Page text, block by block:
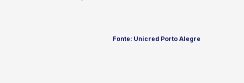
Fonte: Unicred Porto Alegre